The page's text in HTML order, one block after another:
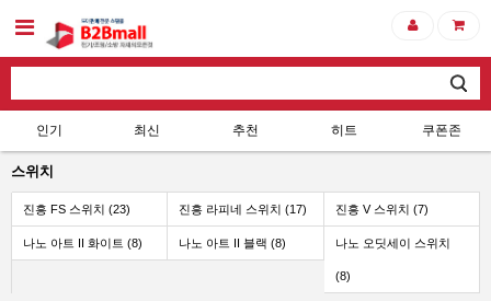
인기 최신 추천 히트 쿠폰존
스위치
진흥 FS 스위치 (23) 진흥 라피네 스위치 (17) 진흥 V 스위치 (7)
나노 아트 II 화이트 (8) 나노 아트 II 블랙 (8) 나노 오딧세이 스위치
(8)